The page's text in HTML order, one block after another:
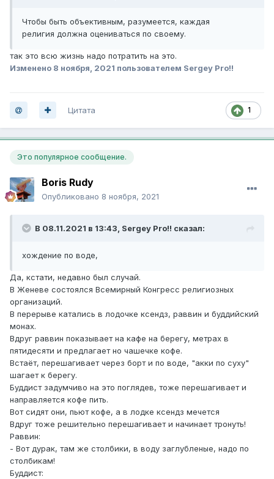
Чтобы быть объективным, разумеется, каждая
религия должна оцениваться по своему.
так это всю жизнь надо потратить на это.
Изменено 8 ноября, 2021 пользователем Sergey Pro!!
1
Цитата
Это популярное сообщение.
Boris Rudy
Опубликовано 8 ноября, 2021
В 08.11.2021 в 13:43, Sergey Pro!! сказал:
хождение по воде,
Да, кстати, недавно был случай.
В Женеве состоялся Всемирный Конгресс религиозных
организаций.
В перерыве катались в лодочке ксендз, раввин и буддийский
монах.
Вдруг раввин показывает на кафе на берегу, метрах в
пятидесяти и предлагает но чашечке кофе.
Встаёт, перешагивает через борт и по воде, "акки по суху"
шагает к берегу.
Буддист задумчиво на это поглядев, тоже перешагивает и
направляется кофе пить.
Вот сидят они, пьют кофе, а в лодке ксендз мечется
Вдруг тоже решительно перешагивает и начинает тронуть!
Раввин:
- Вот дурак, там же столбики, в воду заглубленые, надо по
столбикам!
Буддист: